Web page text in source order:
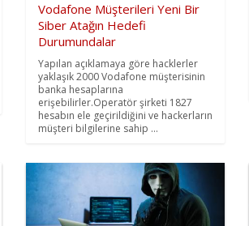
Vodafone Müşterileri Yeni Bir
Siber Atağın Hedefi
Durumundalar
Yapılan açıklamaya göre hacklerler
yaklaşık 2000 Vodafone müşterisinin
banka hesaplarına
erişebilirler.Operatör şirketi 1827
hesabın ele geçirildiğini ve hackerların
müşteri bilgilerine sahip ...